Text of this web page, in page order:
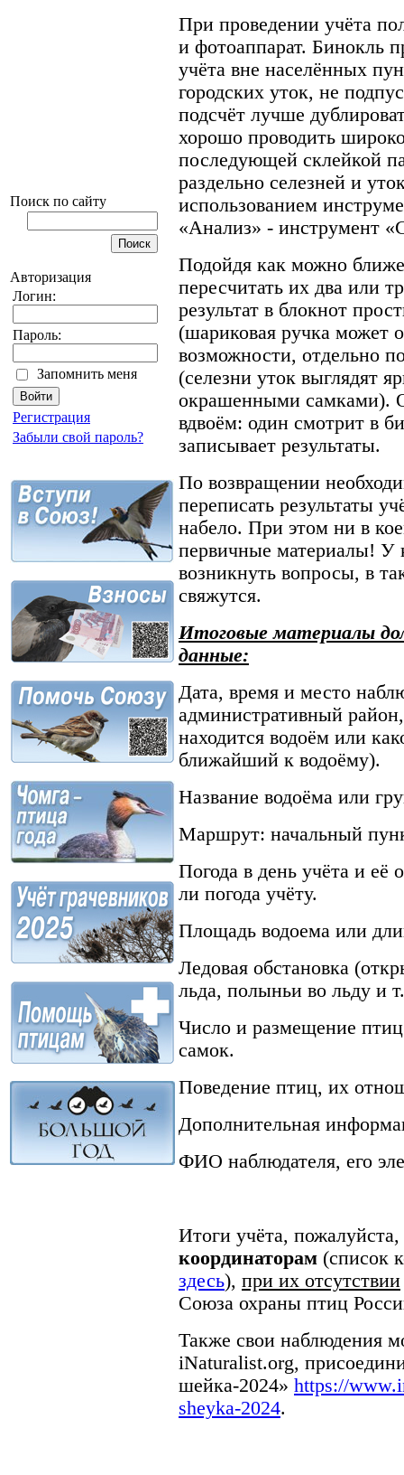
Поиск по сайту
Авторизация
Логин:
Пароль:
Запомнить меня
Регистрация
Забыли свой пароль?
При проведении учёта
и фотоаппарат. Бинокль
учёта вне населённых
городских уток, не
подсчёт лучше
хорошо проводить
последующей склейкой
раздельно селезней и
использованием
«Анализ» - инструмент
Подойдя как можно
пересчитать их два или
результат в блокнот
(шариковая ручка может
возможности, отдельно
(селезни уток выглядят
окрашенными самками).
вдвоём: один смотрит в
записывает результаты.
По возвращении
переписать результаты
набело. При этом ни в
первичные материалы! У
возникнуть вопросы, в
свяжутся.
Итоговые материалы
данные:
Дата, время и место
административный
находится водоём или
ближайший к водоёму).
Название водоёма или
Маршрут: начальный
Погода в день учёта и
ли погода учёту.
Площадь водоема или
Ледовая обстановка
льда, полыньи во льду и
Число и размещение
самок.
Поведение птиц, их
Дополнительная
ФИО наблюдателя, его
Итоги учёта,
координаторам (список
здесь), при их отсутствии
Союза охраны птиц
Также свои наблюдения
iNaturalist.org,
шейка-2024» https://
sheyka-2024.